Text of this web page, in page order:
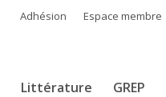
Adhésion Espace membre
Littérature GREP